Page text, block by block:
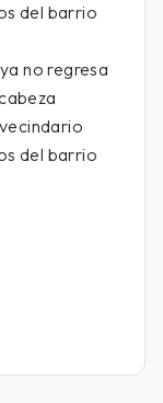
del barrio
no regresa
del barrio